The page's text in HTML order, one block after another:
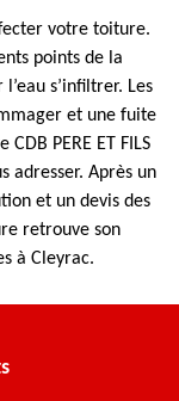
votre toiture.
points de la
s’infiltrer. Les
et une fuite
PERE ET FILS
adresser. Après un
et un devis des
retrouve son
à Cleyrac.